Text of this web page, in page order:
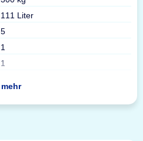
111 Liter
5
1
1
mehr